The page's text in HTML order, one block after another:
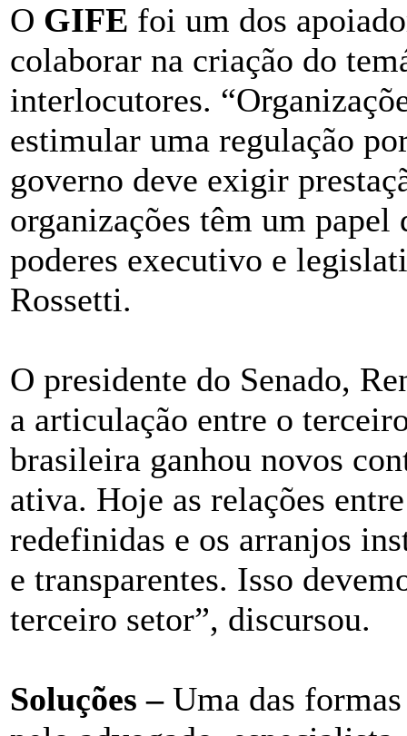
O GIFE foi um dos
colaborar na criação do
interlocutores.
estimular uma regulação
governo deve exigir
organizações têm um
poderes executivo e
Rossetti.
O presidente do Senado,
a articulação entre o
brasileira ganhou novos
ativa. Hoje as relações
redefinidas e os arranjos
e transparentes. Isso
terceiro setor”, discursou.
Soluções –Uma das